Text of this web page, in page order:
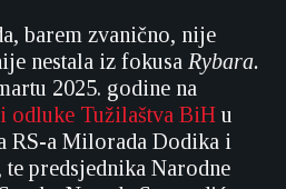
barem zvanično, nije
nestala iz fokusa Rybara.
2025. godine na
Tužilaštva BiH u
RS-a Milorada Dodika i
predsjednika Narodne